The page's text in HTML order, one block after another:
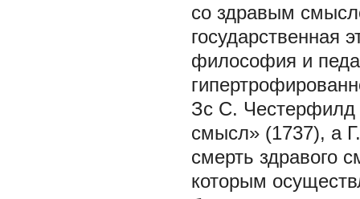
со здравым
государственная
философия и
Зс С. Честерфилд
смысл» (1737), а
смерть здравого
которым